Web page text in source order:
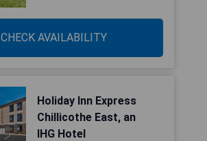
CHECK AVAILABILITY
Holiday Inn Express
Chillicothe East, an
IHG Hotel